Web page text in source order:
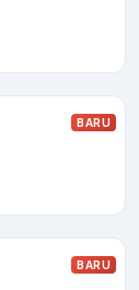
BARU
BARU